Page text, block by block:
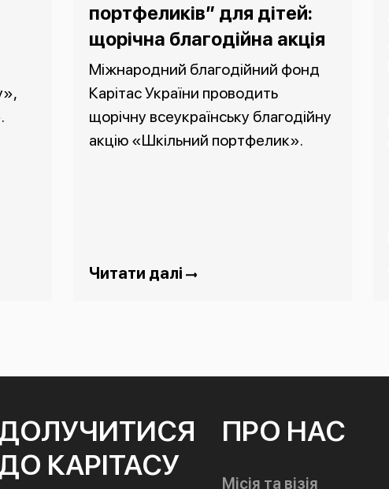
портфеликів” для дітей:
щорічна благодійна акція
Міжнародний благодійний фонд
Карітас України проводить
щорічну всеукраїнську благодійну
акцію «Шкільний портфелик».
Читати далі
КАРІТАСУ
ПРО НАС
Місія та візія